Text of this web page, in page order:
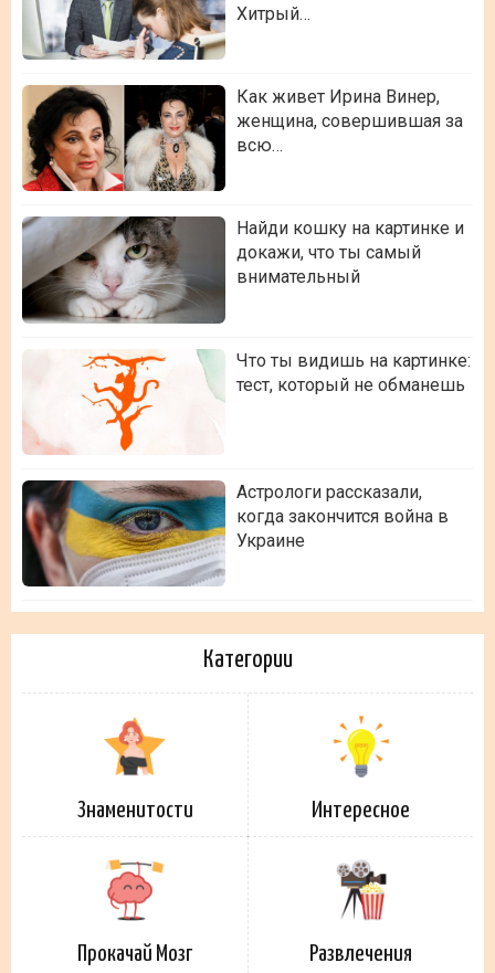
Хитрый…
Как живет Ирина Винер,
женщина, совершившая за
всю…
Найди кошку на картинке и
докажи, что ты самый
внимательный
Что ты видишь на картинке:
тест, который не обманешь
Астрологи рассказали,
когда закончится война в
Украине
Категории
Знаменитости Интересное
Прокачай Мозг Развлечения